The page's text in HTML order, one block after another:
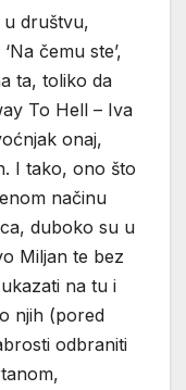
u društvu,
čemu ste’,
ta, toliko da
To Hell – Iva
onaj,
I tako, ono što
načinu
duboko su u
Miljan te bez
na tu i
njih (pored
odbraniti